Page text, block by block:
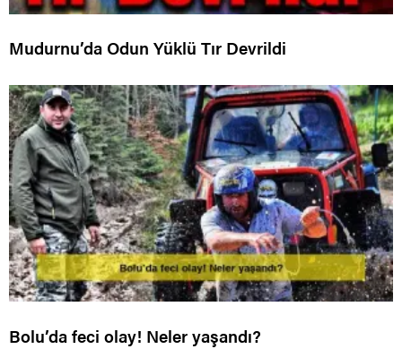
Mudurnu’da Odun Yüklü Tır Devrildi
Bolu’da feci olay! Neler yaşandı?